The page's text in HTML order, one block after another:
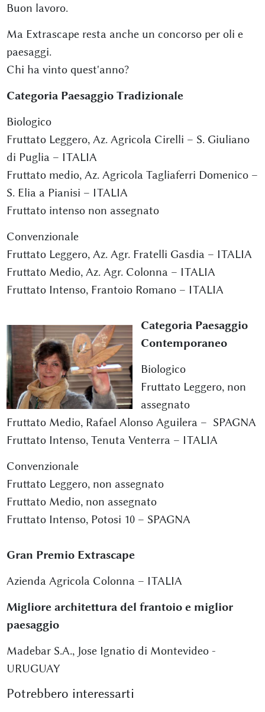
Buon lavoro.
Ma Extrascape resta anche un concorso per oli e
paesaggi.
Chi ha vinto quest'anno?
Categoria Paesaggio Tradizionale
Biologico
Fruttato Leggero, Az. Agricola Cirelli – S. Giuliano
di Puglia – ITALIA
Fruttato medio, Az. Agricola Tagliaferri Domenico –
S. Elia a Pianisi – ITALIA
Fruttato intenso non assegnato
Convenzionale
Fruttato Leggero, Az. Agr. Fratelli Gasdia – ITALIA
Fruttato Medio, Az. Agr. Colonna – ITALIA
Fruttato Intenso, Frantoio Romano – ITALIA
Categoria Paesaggio
Contemporaneo
Biologico
Fruttato Leggero, non
assegnato
Fruttato Medio, Rafael Alonso Aguilera – SPAGNA
Fruttato Intenso, Tenuta Venterra – ITALIA
Convenzionale
Fruttato Leggero, non assegnato
Fruttato Medio, non assegnato
Fruttato Intenso, Potosi 10 – SPAGNA
Gran Premio Extrascape
Azienda Agricola Colonna – ITALIA
Migliore architettura del frantoio e miglior
paesaggio
Madebar S.A., Jose Ignatio di Montevideo -
URUGUAY
Potrebbero interessarti